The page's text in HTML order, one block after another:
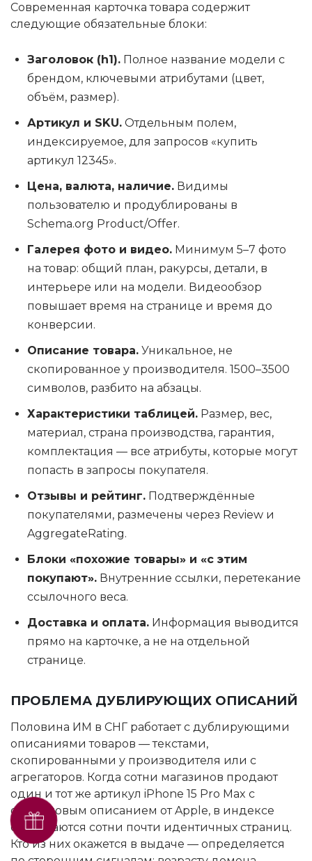
Современная карточка товара содержит
следующие обязательные блоки:
Заголовок (h1). Полное название модели с
брендом, ключевыми атрибутами (цвет,
объём, размер).
Артикул и SKU. Отдельным полем,
индексируемое, для запросов «купить
артикул 12345».
Цена, валюта, наличие. Видимы
пользователю и продублированы в
Schema.org Product/Offer.
Галерея фото и видео. Минимум 5–7 фото
на товар: общий план, ракурсы, детали, в
интерьере или на модели. Видеообзор
повышает время на странице и время до
конверсии.
Описание товара. Уникальное, не
скопированное у производителя. 1500–3500
символов, разбито на абзацы.
Характеристики таблицей. Размер, вес,
материал, страна производства, гарантия,
комплектация — все атрибуты, которые могут
попасть в запросы покупателя.
Отзывы и рейтинг. Подтверждённые
покупателями, размечены через Review и
AggregateRating.
Блоки «похожие товары» и «с этим
покупают». Внутренние ссылки, перетекание
ссылочного веса.
Доставка и оплата. Информация выводится
прямо на карточке, а не на отдельной
странице.
ПРОБЛЕМА ДУБЛИРУЮЩИХ ОПИСАНИЙ
Половина ИМ в СНГ работает с дублирующими
описаниями товаров — текстами,
скопированными у производителя или с
агрегаторов. Когда сотни магазинов продают
один и тот же артикул iPhone 15 Pro Max с
одинаковым описанием от Apple, в индексе
оказываются сотни почти идентичных страниц.
Кто из них окажется в выдаче — определяется
Получить SEO-аудит
бесплатно